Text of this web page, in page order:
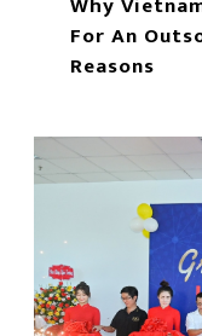
For An
Reasons
もっと読む